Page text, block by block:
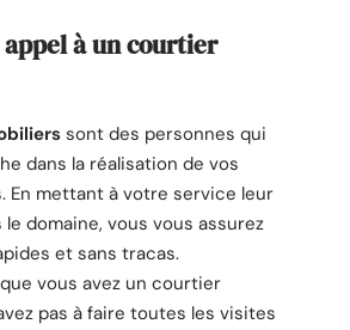
à un courtier
sont des personnes qui
dans la réalisation de vos
En mettant à votre service leur
domaine, vous vous assurez
et sans tracas.
vous avez un courtier
pas à faire toutes les visites